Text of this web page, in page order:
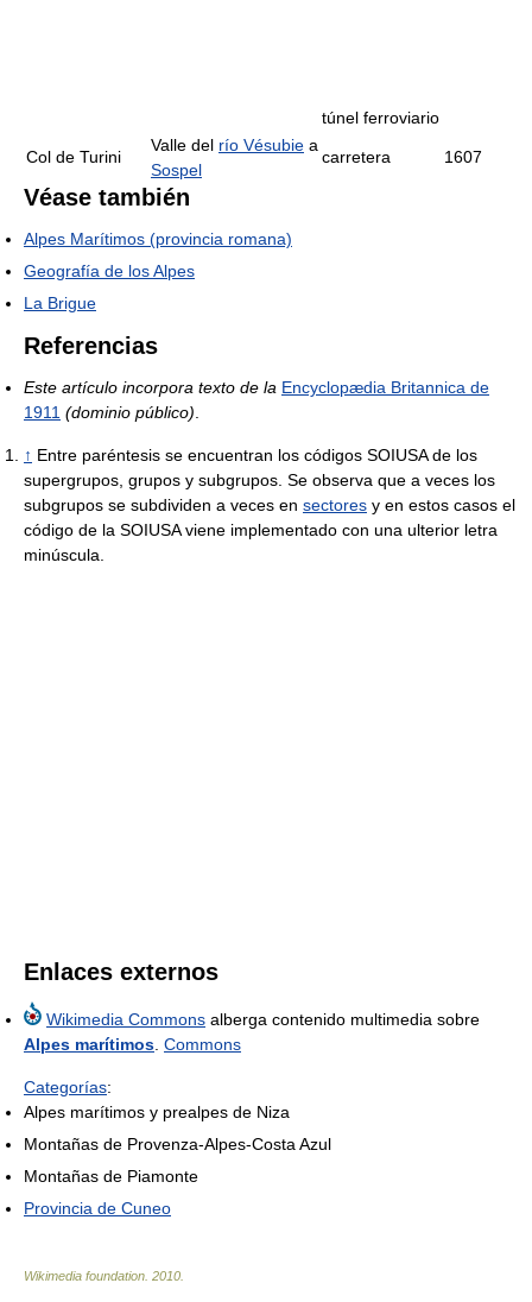
túnel ferroviario
Col de Turini
Valle del río Vésubie a
Sospel
carretera 1607
Véase también
Alpes Marítimos (provincia romana)
Geografía de los Alpes
La Brigue
Referencias
Este artículo incorpora texto de la Encyclopædia Britannica de
1911 (dominio público).
↑ Entre paréntesis se encuentran los códigos SOIUSA de los
supergrupos, grupos y subgrupos. Se observa que a veces los
subgrupos se subdividen a veces en sectores y en estos casos el
código de la SOIUSA viene implementado con una ulterior letra
minúscula.
Enlaces externos
Wikimedia Commons alberga contenido multimedia sobre
Alpes marítimos. Commons
Categorías:
Alpes marítimos y prealpes de Niza
Montañas de Provenza-Alpes-Costa Azul
Montañas de Piamonte
Provincia de Cuneo
Wikimedia foundation 2010